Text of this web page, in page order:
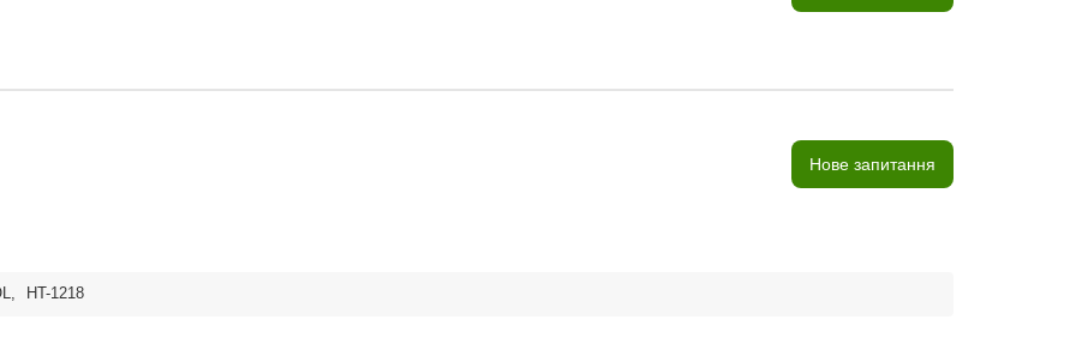
Нове запитання
, HT-1218